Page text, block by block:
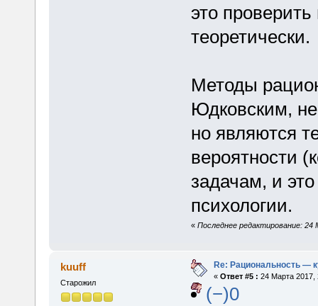
это
теоретически.
Методы
Юдковским,
но являются
вероятности
задачам, и
психологии.
« Последнее редактирование:
kuuff
Старожил
Re: Рациональность —
« Ответ #5 : 24 Марта 2017,
(−)0